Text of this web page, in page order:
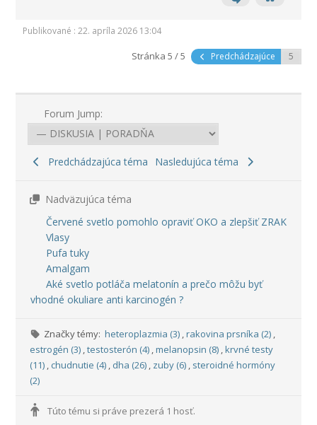
Publikované : 22. apríla 2026 13:04
Stránka 5 / 5 Predchádzajúce
Forum Jump:
Predchádzajúca téma Nasledujúca téma
Nadväzujúca téma
Červené svetlo pomohlo opraviť OKO a zlepšiť ZRAK
Vlasy
Pufa tuky
Amalgam
Aké svetlo potláča melatonín a prečo môžu byť
vhodné okuliare anti karcinogén ?
Značky témy: heteroplazmia (3) ,rakovina prsníka (2) ,
estrogén (3) ,testosterón (4) ,melanopsin (8) ,krvné testy
(11) , chudnutie (4) , dha (26) , zuby (6) , steroidné hormóny
(2)
Túto tému si práve prezerá 1 hosť.